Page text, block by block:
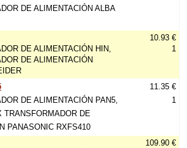
DE ALIMENTACIÓN ALBA
DE ALIMENTACIÓN HIN,
DE ALIMENTACIÓN
10.93 €
1
DE ALIMENTACIÓN PAN5,
TRANSFORMADOR DE
PANASONIC RXFS410
11.35 €
1
109.90 €